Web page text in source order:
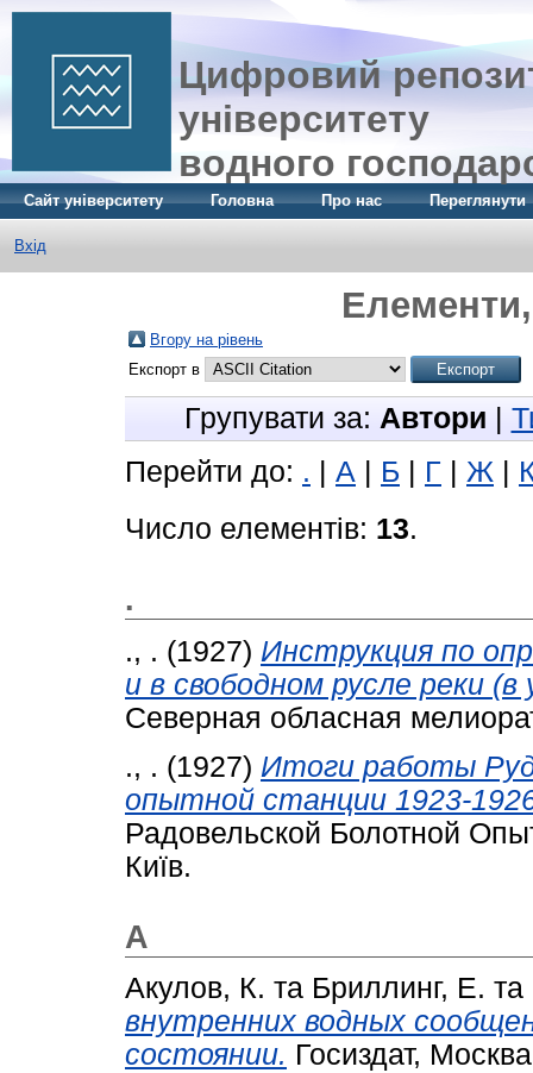
Цифровий
університету
водного
Сайт університету Головна Про нас Переглянути
Вхід
Вгору на рівень
Експорт в
Групувати за: Автори
Перейти до: . А Б Г Ж
Число елементів: 13.
.
., . (1927) Инструкция по
и в свободном русле реки (в
Северная обласная
., . (1927) Итоги работы
опытной станции 1923-
Радовельской Болотной
Київ.
А
Акулов, К. та Бриллинг, Е. та
внутренних водных
состоянии. Госиздат,